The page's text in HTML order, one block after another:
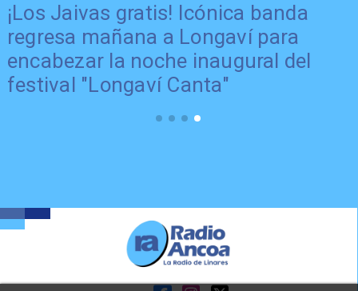
¡Los Jaivas gratis! Icónica banda
regresa mañana a Longaví para
encabezar la noche inaugural del
festival "Longaví Canta"